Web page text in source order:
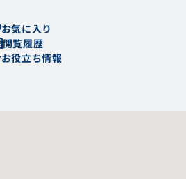
お気に入り
閲覧履歴
お役立ち情報